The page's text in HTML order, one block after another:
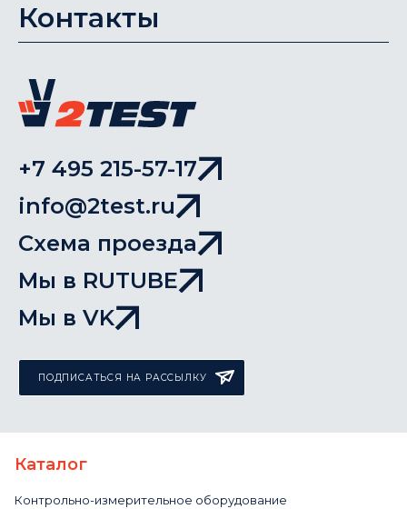
Контакты
+7 495 215-57-17
info@2test.ru
Схема проезда
Мы в RUTUBE
Мы в VK
ПОДПИСАТЬСЯ НА РАССЫЛКУ
Каталог
Контрольно-измерительное оборудование